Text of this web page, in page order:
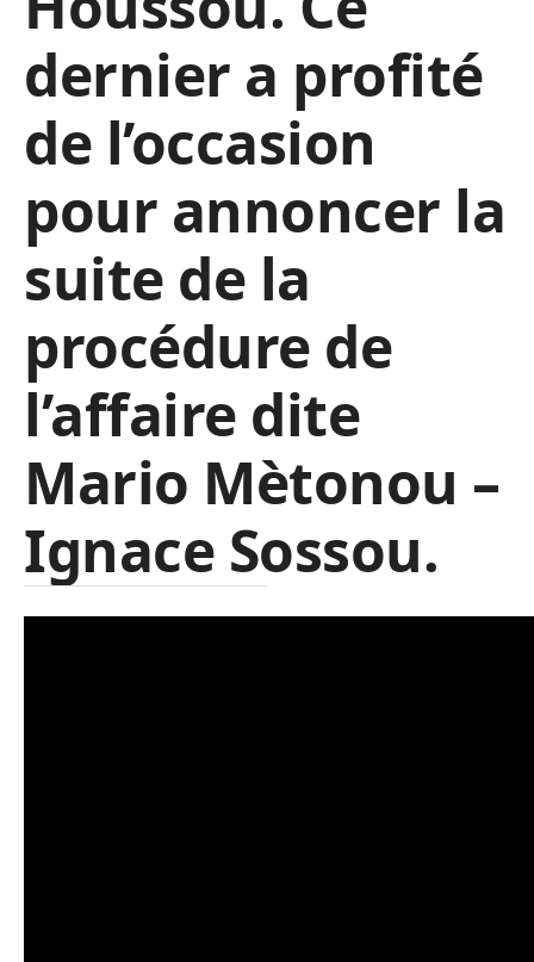
dernier a profité
de l’occasion
pour annoncer la
suite de la
procédure de
l’affaire dite
Mario Mètonou –
Ignace Sossou.